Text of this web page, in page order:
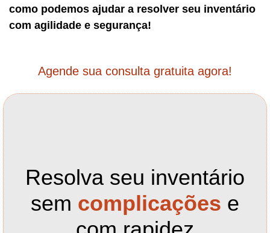
como podemos ajudar a resolver seu inventário
com agilidade e segurança!
Agende sua consulta gratuita agora!
Resolva seu inventário
sem complicações e